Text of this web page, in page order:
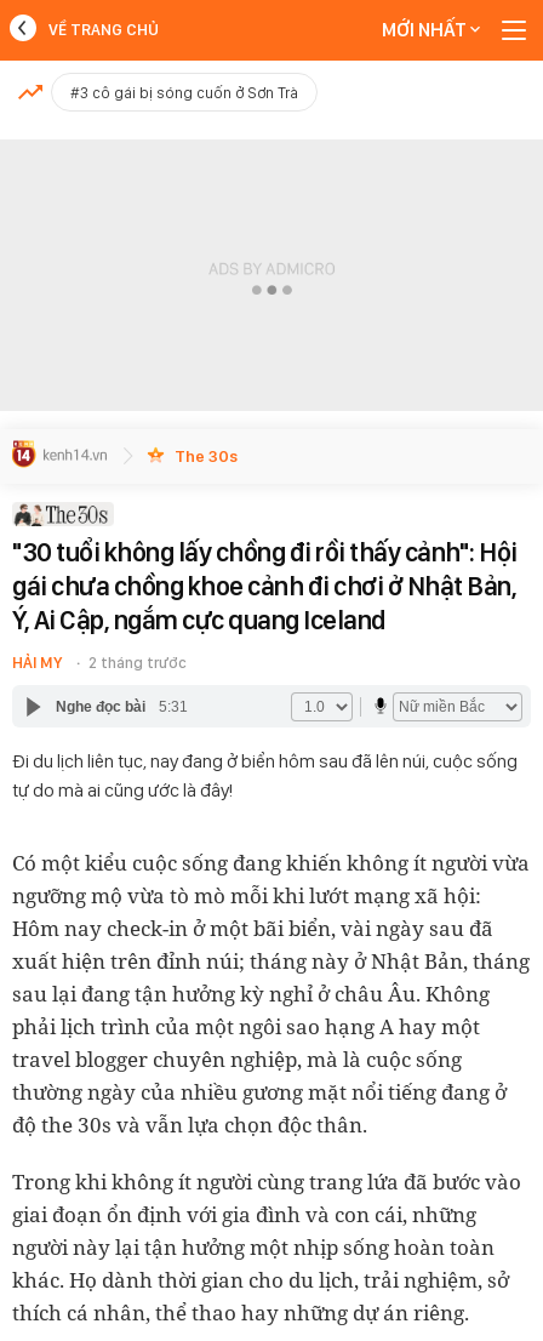
MỚI NHẤT
VỀ TRANG CHỦ MỚI NHẤT
#3 cô gái bị sóng cuốn ở Sơn Trà
The 30s
"30 tuổi không lấy chồng đi rồi thấy cảnh": Hội
gái chưa chồng khoe cảnh đi chơi ở Nhật Bản,
Ý, Ai Cập, ngắm cực quang Iceland
HẢI MY 2 tháng trước
Nghe đọc bài 5:31
Đi du lịch liên tục, nay đang ở biển hôm sau đã lên núi, cuộc sống
tự do mà ai cũng ước là đây!
Có một kiểu cuộc sống đang khiến không ít người vừa
ngưỡng mộ vừa tò mò mỗi khi lướt mạng xã hội:
Hôm nay check-in ở một bãi biển, vài ngày sau đã
xuất hiện trên đỉnh núi; tháng này ở Nhật Bản, tháng
sau lại đang tận hưởng kỳ nghỉ ở châu Âu. Không
phải lịch trình của một ngôi sao hạng A hay một
travel blogger chuyên nghiệp, mà là cuộc sống
thường ngày của nhiều gương mặt nổi tiếng đang ở
độ the 30s và vẫn lựa chọn độc thân.
Trong khi không ít người cùng trang lứa đã bước vào
giai đoạn ổn định với gia đình và con cái, những
người này lại tận hưởng một nhịp sống hoàn toàn
khác. Họ dành thời gian cho du lịch, trải nghiệm, sở
thích cá nhân, thể thao hay những dự án riêng.